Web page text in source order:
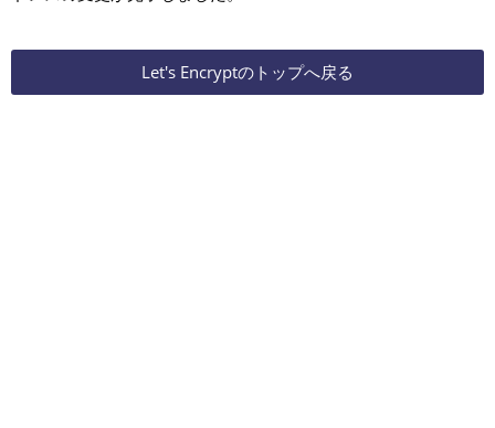
Let's Encryptのトップへ戻る